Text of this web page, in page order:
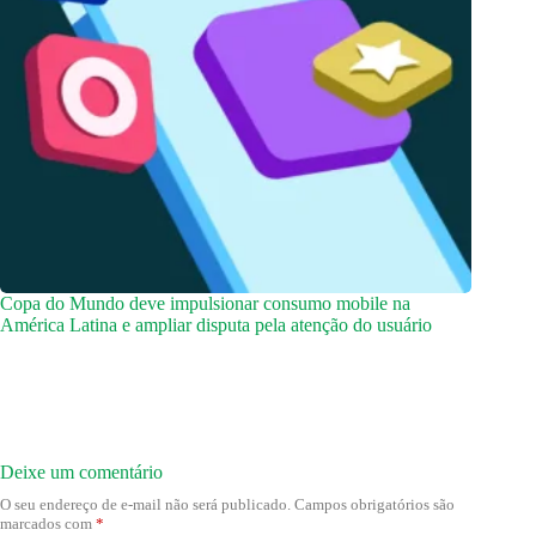
Copa do Mundo deve impulsionar consumo mobile na
América Latina e ampliar disputa pela atenção do usuário
Deixe um comentário
O seu endereço de e-mail não será publicado. Campos obrigatórios são
marcados com *